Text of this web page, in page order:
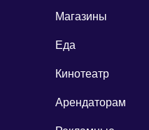
Арендаторам
Кинотеатр
Еда
Магазины